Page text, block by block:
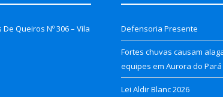
Queiros Nº 306 – Vila
Defensoria Presente
Fortes chuvas causam
equipes em Aurora do Pará
Lei Aldir Blanc 2026